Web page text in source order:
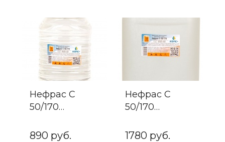
Нефрас С
50/170
890 руб.
Нефрас С
50/170
1780 руб.